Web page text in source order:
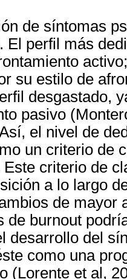
de síntomas
El perfil más
su estilo de
desgastado,
pasivo
el nivel de
un criterio de
Este criterio de
a lo largo
de mayor
de burnout
desarrollo del
como una
(Lorente et al,